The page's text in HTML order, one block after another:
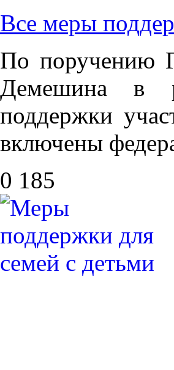
Все меры
По поручению
Демешина в
поддержки
включены
0 185